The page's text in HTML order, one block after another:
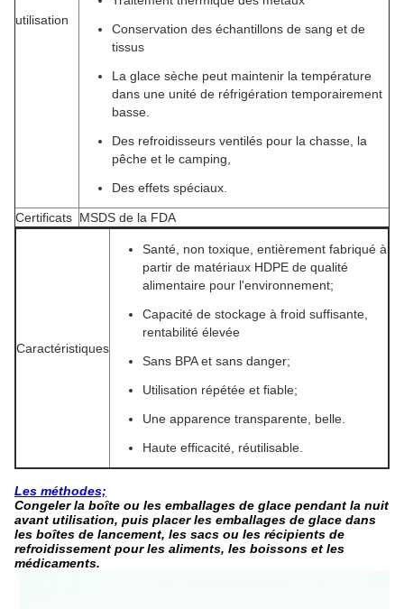
utilisation
Conservation des échantillons de sang et de
tissus
La glace sèche peut maintenir la température
dans une unité de réfrigération temporairement
basse.
Des refroidisseurs ventilés pour la chasse, la
pêche et le camping,
Des effets spéciaux.
Certificats MSDS de la FDA
Caractéristiques
Santé, non toxique, entièrement fabriqué à
partir de matériaux HDPE de qualité
alimentaire pour l'environnement;
Capacité de stockage à froid suffisante,
rentabilité élevée
Sans BPA et sans danger;
Utilisation répétée et fiable;
Une apparence transparente, belle.
Haute efficacité, réutilisable.
Les méthodes;
Congeler la boîte ou les emballages de glace pendant la nuit
avant utilisation, puis placer les emballages de glace dans
les boîtes de lancement, les sacs ou les récipients de
refroidissement pour les aliments, les boissons et les
médicaments.